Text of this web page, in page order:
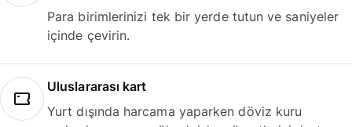
Para birimlerinizi tek bir yerde tutun ve saniyeler
içinde çevirin.
Uluslararası kart
Yurt dışında harcama yaparken döviz kuru